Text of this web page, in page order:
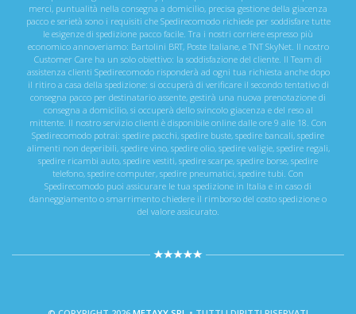
merci, puntualità nella consegna a domicilio, precisa gestione della giacenza
pacco e serietà sono i requisiti che Spedirecomodo richiede per soddisfare tutte
le esigenze di spedizione pacco facile. Tra i nostri corriere espresso più
economico annoveriamo: Bartolini BRT, Poste Italiane, e TNT SkyNet. Il nostro
Customer Care ha un solo obiettivo: la soddisfazione del cliente. Il Team di
assistenza clienti Spedirecomodo risponderà ad ogni tua richiesta anche dopo
il ritiro a casa della spedizione: si occuperà di verificare il secondo tentativo di
consegna pacco per destinatario assente, gestirà una nuova prenotazione di
consegna a domicilio, si occuperà dello svincolo giacenza e del reso al
mittente. Il nostro servizio clienti è disponibile online dalle ore 9 alle 18. Con
Spedirecomodo potrai: spedire pacchi, spedire buste, spedire bancali, spedire
alimenti non deperibili, spedire vino, spedire olio, spedire valigie, spedire regali,
spedire ricambi auto, spedire vestiti, spedire scarpe, spedire borse, spedire
telefono, spedire computer, spedire pneumatici, spedire tubi. Con
Spedirecomodo puoi assicurare le tua spedizione in Italia e in caso di
danneggiamento o smarrimento chiedere il rimborso del costo spedizione o
del valore assicurato.